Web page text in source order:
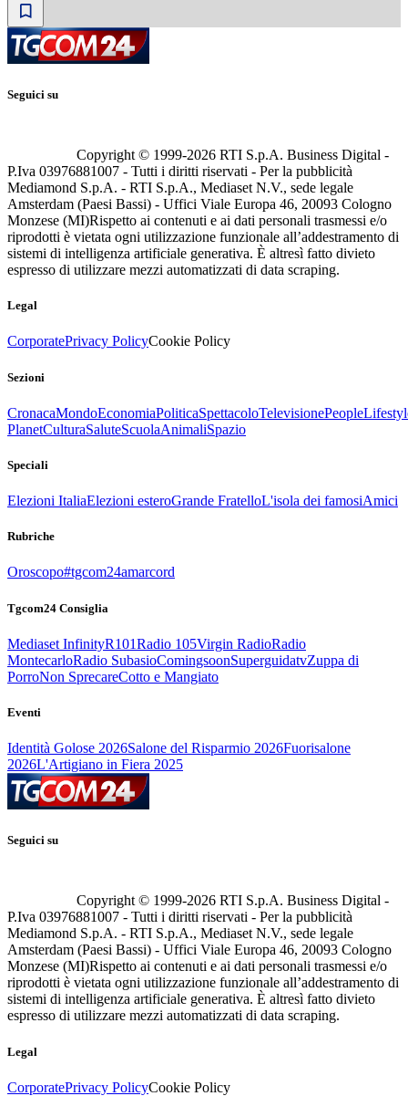
Seguici su
Copyright © 1999-2026 RTI S.p.A. Business Digital -
P.Iva 03976881007 - Tutti i diritti riservati - Per la pubblicità
Mediamond S.p.A. - RTI S.p.A., Mediaset N.V., sede legale
Amsterdam (Paesi Bassi) - Uffici Viale Europa 46, 20093 Cologno
Monzese (MI)Rispetto ai contenuti e ai dati personali trasmessi e/o
riprodotti è vietata ogni utilizzazione funzionale all’addestramento di
sistemi di intelligenza artificiale generativa. È altresì fatto divieto
espresso di utilizzare mezzi automatizzati di data scraping.
Legal
CorporatePrivacy PolicyCookie Policy
Sezioni
CronacaMondoEconomiaPoliticaSpettacoloTelevisionePeople
PlanetCulturaSaluteScuolaAnimaliSpazio
Speciali
Elezioni ItaliaElezioni esteroGrande FratelloL'isola dei famosiAmici
Rubriche
Oroscopo#tgcom24amarcord
Tgcom24 Consiglia
Mediaset InfinityR101Radio 105Virgin RadioRadio
MontecarloRadio SubasioComingsoonSuperguidatvZuppa di
PorroNon SprecareCotto e Mangiato
Eventi
Identità Golose 2026Salone del Risparmio 2026Fuorisalone
2026L'Artigiano in Fiera 2025
Seguici su
Copyright © 1999-2026 RTI S.p.A. Business Digital -
P.Iva 03976881007 - Tutti i diritti riservati - Per la pubblicità
Mediamond S.p.A. - RTI S.p.A., Mediaset N.V., sede legale
Amsterdam (Paesi Bassi) - Uffici Viale Europa 46, 20093 Cologno
Monzese (MI)Rispetto ai contenuti e ai dati personali trasmessi e/o
riprodotti è vietata ogni utilizzazione funzionale all’addestramento di
sistemi di intelligenza artificiale generativa. È altresì fatto divieto
espresso di utilizzare mezzi automatizzati di data scraping.
Legal
CorporatePrivacy PolicyCookie Policy